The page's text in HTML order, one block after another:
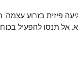
פיזית בזרוע עצמה.
אל תנסו להפעיל